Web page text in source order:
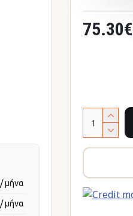
/ μήνα
/ μήνα
75.30€